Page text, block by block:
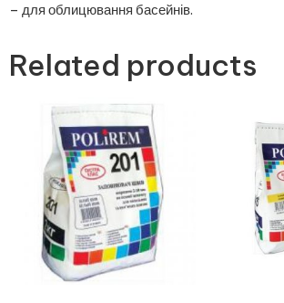
– для облицювання басейнів.
Related products